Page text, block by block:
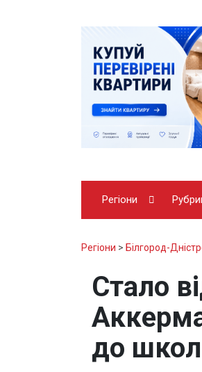
Регіони
Регіони > Білгород-
Стало
до